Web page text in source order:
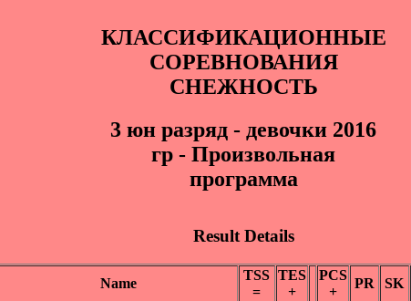
КЛАССИФИКАЦИОННЫЕ
СОРЕВНОВАНИЯ
СНЕЖНОСТЬ
3 юн pазряд - девочки 2016
гр - Произвольная
программа
Result Details
Name
TSS
=
TES
+
PCS
+
PR SK